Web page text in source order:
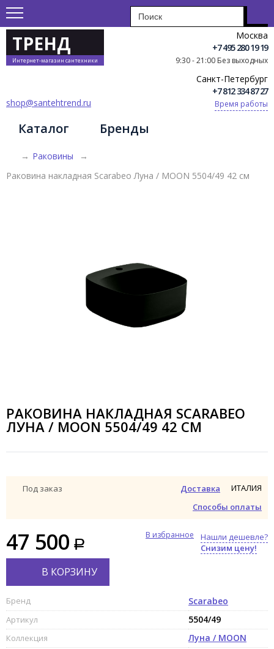
ТРЕНД
Интернет-магазин сантехники
Москва
+7 495 280 19 19
9:30 - 21:00 Без выходных
Санкт-Петербург
+7 812 334 87 27
Время работы
shop@santehtrend.ru
Каталог Бренды
→ Раковины
→
Раковина накладная Scarabeo Луна / MOON 5504/49 42 см
РАКОВИНА НАКЛАДНАЯ SCARABEO
ЛУНА / MOON 5504/49 42 СМ
Под заказ
Доставка
Способы оплаты
ИТАЛИЯ
47 500
Нашли дешевле?
Снизим цену!
В избранное
В КОРЗИНУ
Бренд Scarabeo
Артикул 5504/49
Коллекция Луна / MOON